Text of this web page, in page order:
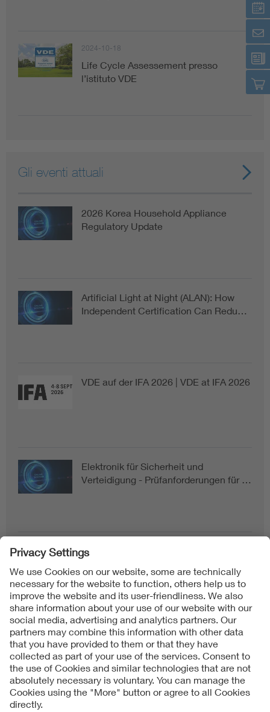
2024-10-18
Life Cycle Assessement presso
l’istituto VDE
Gli eventi attuali
2026 Korea Household Appliance
Regulatory Update
Artificial Light at Night (ALAN): How
Independent Certification Can Redu…
VDE auf der IFA 2026 | VDE at IFA 2026
Elektronik für Sicherheit und
Verteidigung - Prüfanforderungen für …
Follow us on